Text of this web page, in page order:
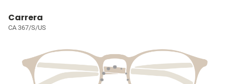
Carrera
CA 367/S/US